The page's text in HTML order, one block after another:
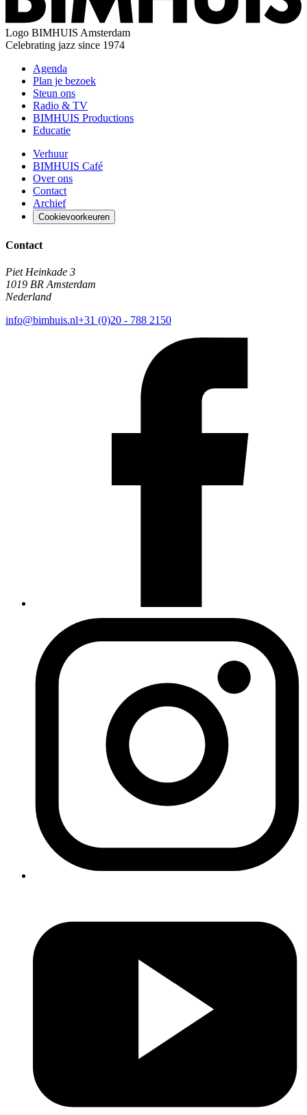
Logo BIMHUIS Amsterdam
Celebrating jazz since 1974
Agenda
Plan je bezoek
Steun ons
Radio & TV
BIMHUIS Productions
Educatie
Verhuur
BIMHUIS Café
Over ons
Contact
Archief
Cookievoorkeuren
Contact
Piet Heinkade 3
1019 BR Amsterdam
Nederland
info@bimhuis.nl+31 (0)20 - 788 2150